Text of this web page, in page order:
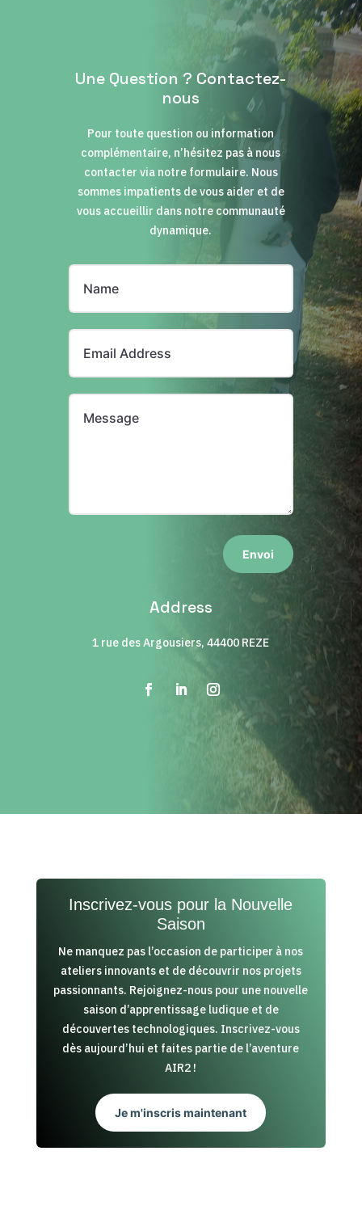
Une Question ? Contactez-
nous
Pour toute question ou information
complémentaire, n’hésitez pas à nous
contacter via notre formulaire. Nous
sommes impatients de vous aider et de
vous accueillir dans notre communauté
dynamique.
Envoi
Address
1 rue des Argousiers, 44400 REZE
Inscrivez-vous pour la Nouvelle
Saison
Ne manquez pas l’occasion de participer à nos
ateliers innovants et de découvrir nos projets
passionnants. Rejoignez-nous pour une nouvelle
saison d’apprentissage ludique et de
découvertes technologiques. Inscrivez-vous
dès aujourd’hui et faites partie de l’aventure
AIR2 !
Je m'inscris maintenant